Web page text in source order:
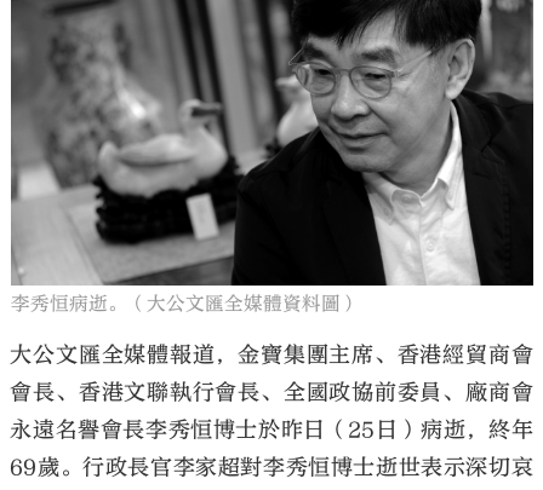
李秀恒病逝。（大公文匯全媒體資料圖）
大公文匯全媒體報道，金寶集團主席、香港經貿商會
會長、香港文聯執行會長、全國政協前委員、廠商會
永遠名譽會長李秀恒博士於昨日（25日）病逝，終年
69歲。行政長官李家超對李秀恒博士逝世表示深切哀